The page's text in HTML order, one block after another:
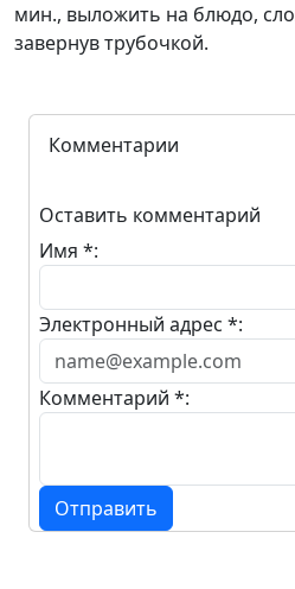
мин., выложить на блюдо,
завернув трубочкой.
Комментарии
Оставить комментарий
Имя *:
Электронный адрес *:
Комментарий *:
Отправить